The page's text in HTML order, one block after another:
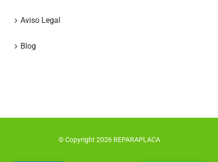
Aviso Legal
Blog
© Copyright 2026 REPARAPLACA